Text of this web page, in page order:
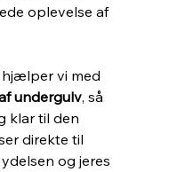
oplevelse af
vi med
undergulv, så
klar til den
direkte til
og jeres